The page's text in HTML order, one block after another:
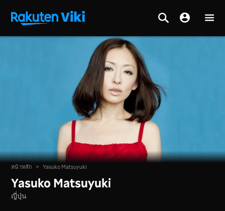
หน้าหลัก > Yasuko Matsuyuki
Yasuko Matsuyuki
ญี่ปุ่น